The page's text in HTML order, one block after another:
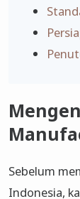
Sebelum
Indonesia,